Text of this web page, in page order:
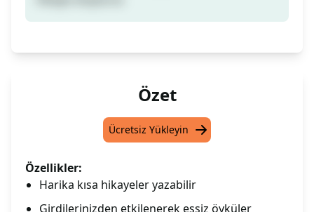
Özet
Ücretsiz Yükleyin
Özellikler:
Harika kısa hikayeler yazabilir
Girdilerinizden etkilenerek eşsiz öyküler